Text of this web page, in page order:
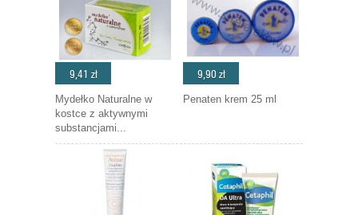
9,41 zł
Mydełko Naturalne w
kostce z aktywnymi
substancjami...
9,90 zł
Penaten krem 25 ml